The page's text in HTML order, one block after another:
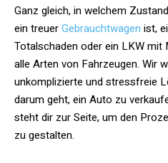
Ganz gleich, in welchem
ein treuerGebrauchtwagen ist,
Totalschaden oder ein LKW
alle Arten von Fahrzeugen. Wir
unkomplizierte und stressfreie
darum geht, ein Auto zu
steht dir zur Seite, um den
zu gestalten.